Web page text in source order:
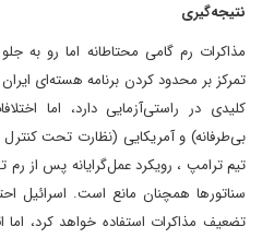
نتیجه‌گیری
مذاکرات رم گامی محتاطانه اما رو به
تمرکز بر محدود کردن برنامه هسته‌ای
کلیدی در راستی‌آزمایی دارد، اما
بی‌طرفانه) و آمریکایی (نظارت تحت
تیم ترامپ ، رویکرد عمل‌گرایانه پس از
سناتورها همچنان مانع است. اسرائیل
تضعیف مذاکرات استفاده خواهد کرد،